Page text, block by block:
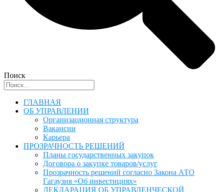
Поиск
ГЛАВНАЯ
ОБ УПРАВЛЕНИИ
Организационная структура
Вакансии
Карьера
ПРОЗРАЧНОСТЬ РЕШЕНИЙ
Планы государственных закупок
Договора о закупке товаров/услуг
Прозрачность решений согласно Закона АТО
Гагаузия «Об инвестициях»
ДЕКЛАРАЦИЯ ОБ УПРАВЛЕНЧЕСКОЙ